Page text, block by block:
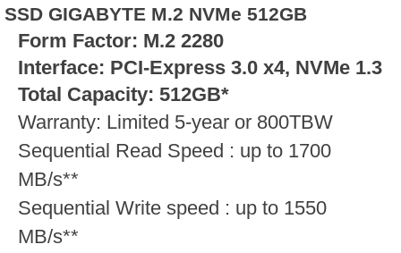
SSD GIGABYTE M.2 NVMe 512GB
Form Factor: M.2 2280
Interface: PCI-Express 3.0 x4, NVMe 1.3
Total Capacity: 512GB*
Warranty: Limited 5-year or 800TBW
Sequential Read Speed : up to 1700
MB/s**
Sequential Write speed : up to 1550
MB/s**